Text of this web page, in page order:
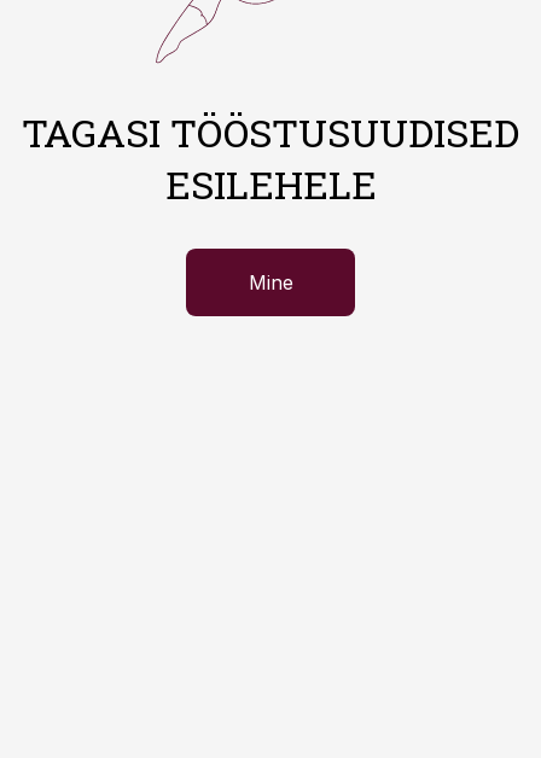
TAGASI TÖÖSTUSUUDISED
ESILEHELE
Mine